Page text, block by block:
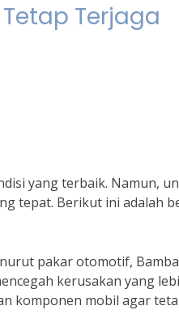
Terjaga
yang terbaik. Namun,
tepat. Berikut ini adalah
pakar otomotif,
kerusakan yang
komponen mobil agar